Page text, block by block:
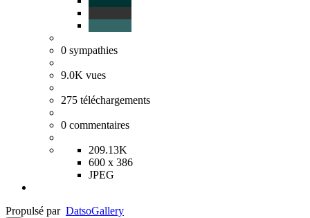
0 sympathies
9.0K vues
275 téléchargements
0 commentaires
209.13K
600 x 386
JPEG
Propulsé par DatsoGallery